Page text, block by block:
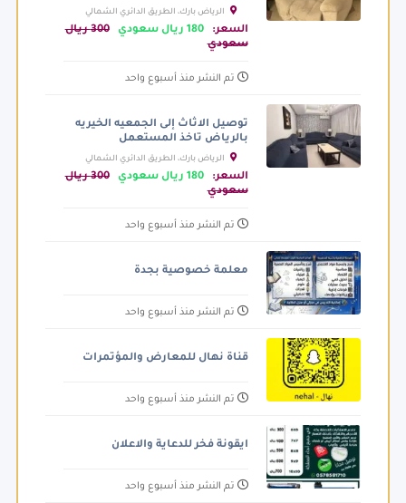
الرياض بارك، الطريق الدائري الشمالي
الفرعي، الرياض السعودية
السعر: 180 ريال سعودي
300 ريال
سعودي
تم النشر منذ أسبوع واحد
توصيل الاثاث إلى الجمعيه الخيريه
بالرياض تاخذ المستعمل
الرياض بارك، الطريق الدائري الشمالي
الفرعي، الرياض السعودية
السعر: 180 ريال سعودي
300 ريال
سعودي
تم النشر منذ أسبوع واحد
معلمة خصوصية بجدة
تم النشر منذ أسبوع واحد
قناة نهال للمعارض والمؤتمرات
تم النشر منذ أسبوع واحد
ايقونة فخر للدعاية والاعلان
تم النشر منذ أسبوع واحد